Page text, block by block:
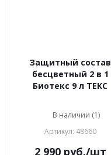
Защитный состав
бесцветный 2 в 1
Биотекс 9 л ТЕКС
В наличии (1)
Артикул: 48660
2 990руб./шт